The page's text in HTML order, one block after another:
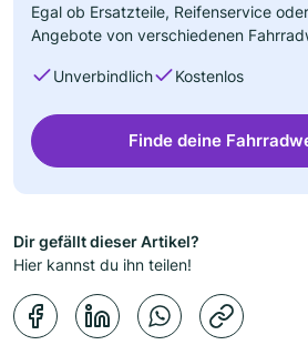
Egal ob Ersatzteile, Reifenservice
Angebote von verschiedenen
Unverbindlich Kostenlos
Finde deine
Dir gefällt dieser Artikel?
Hier kannst du ihn teilen!